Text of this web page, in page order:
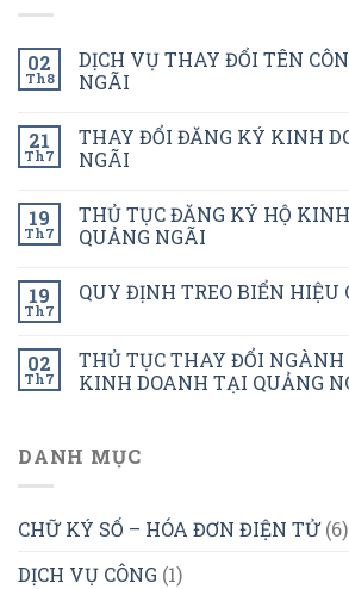
02
Th8
DỊCH VỤ THAY ĐỔI TÊN
NGÃI
21
Th7
THAY ĐỔI ĐĂNG KÝ KINH
NGÃI
19
Th7
THỦ TỤC ĐĂNG KÝ HỘ
QUẢNG NGÃI
19
Th7
QUY ĐỊNH TREO BIỂN HIỆU
02
Th7
THỦ TỤC THAY ĐỔI NGÀNH
KINH DOANH TẠI QUẢNG
DANH MỤC
CHỮ KÝ SỐ – HÓA ĐƠN ĐIỆN TỬ(6)
DỊCH VỤ CÔNG (1)